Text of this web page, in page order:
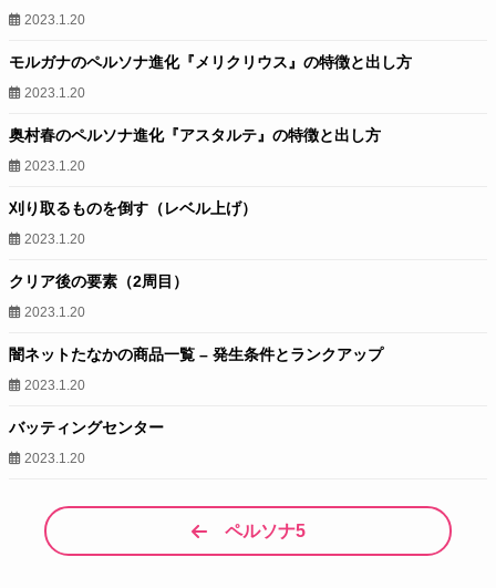
2023.1.20
モルガナのペルソナ進化『メリクリウス』の特徴と出し方
2023.1.20
奥村春のペルソナ進化『アスタルテ』の特徴と出し方
2023.1.20
刈り取るものを倒す（レベル上げ）
2023.1.20
クリア後の要素（2周目）
2023.1.20
闇ネットたなかの商品一覧 – 発生条件とランクアップ
2023.1.20
バッティングセンター
2023.1.20
ペルソナ5